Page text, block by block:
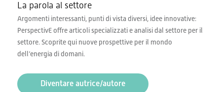
La parola al settore
Argomenti interessanti, punti di vista diversi, idee innovative:
PerspectivE offre articoli specializzati e analisi dal settore per il
settore. Scoprite qui nuove prospettive per il mondo
dell’energia di domani.
Diventare autrice/autore